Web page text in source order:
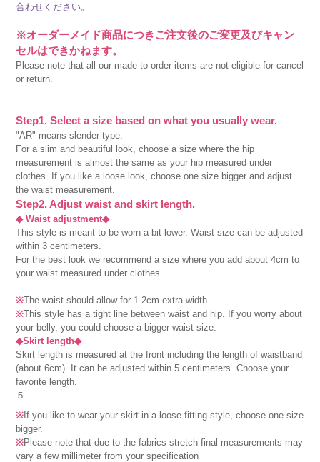
合わせください。
※オーダーメイド商品につきご注文後のご変更及びキャン
セルはできかねます。
Please note that all our made to order items are not eligible for cancel
or return.
Step1. Select a size based on what you usually wear.
"AR" means slender type.
For a slim and beautiful look, choose a size where the hip
measurement is almost the same as your hip measured under
clothes. If you like a loose look, choose one size bigger and adjust
the waist measurement.
Step2. Adjust waist and skirt length.
◆ Waist adjustment◆
This style is meant to be worn a bit lower. Waist size can be adjusted
within 3 centimeters.
For the best look we recommend a size where you add about 4cm to
your waist measured under clothes.
※The waist should allow for 1-2cm extra width.
※This style has a tight line between waist and hip. If you worry about
your belly, you could choose a bigger waist size.
◆Skirt length◆
Skirt length is measured at the front including the length of waistband
(about 6cm). It can be adjusted within 5 centimeters. Choose your
favorite length.
５
※If you like to wear your skirt in a loose-fitting style, choose one size
bigger.
※Please note that due to the fabrics stretch final measurements may
vary a few millimeter from your specification